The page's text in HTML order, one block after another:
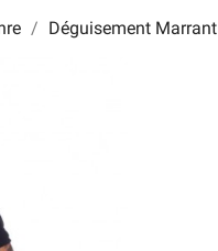
Déguisement Marrant